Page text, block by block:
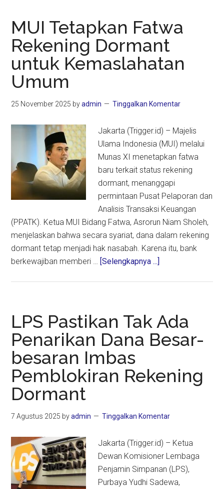
MUI Tetapkan Fatwa
Rekening Dormant
untuk Kemaslahatan
Umum
25 November 2025 byadmin Tinggalkan Komentar
Jakarta (Trigger.id) – Majelis
Ulama Indonesia (MUI) melalui
Munas XI menetapkan fatwa
baru terkait status rekening
dormant, menanggapi
permintaan Pusat Pelaporan dan
Analisis Transaksi Keuangan
(PPATK). Ketua MUI Bidang Fatwa, Asrorun Niam Sholeh,
menjelaskan bahwa secara syariat, dana dalam rekening
dormant tetap menjadi hak nasabah. Karena itu, bank
berkewajiban memberi … [Selengkapnya ...]
Rekening
Dormant
untuk
LPS Pastikan Tak Ada
Penarikan Dana Besar-
besaran Imbas
Pemblokiran Rekening
Dormant
7 Agustus 2025 byadmin Tinggalkan Komentar
Jakarta (Trigger.id) – Ketua
Dewan Komisioner Lembaga
Penjamin Simpanan (LPS),
Purbaya Yudhi Sadewa,